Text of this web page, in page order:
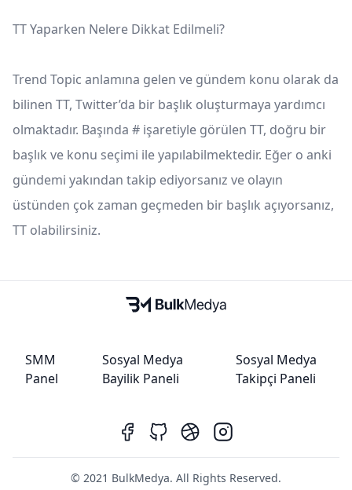
TT Yaparken Nelere Dikkat Edilmeli?
Trend Topic anlamına gelen ve gündem konu olarak da
bilinen TT, Twitter’da bir başlık oluşturmaya yardımcı
olmaktadır. Başında # işaretiyle görülen TT, doğru bir
başlık ve konu seçimi ile yapılabilmektedir. Eğer o anki
gündemi yakından takip ediyorsanız ve olayın
üstünden çok zaman geçmeden bir başlık açıyorsanız,
TT olabilirsiniz.
SMM
Panel
Sosyal Medya
Bayilik Paneli
Sosyal Medya
Takipçi Paneli
© 2021 BulkMedya. All Rights Reserved.